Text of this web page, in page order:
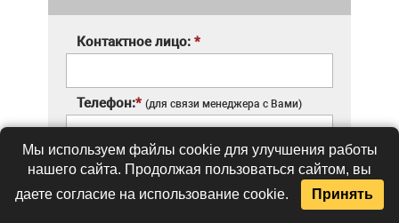
Контактное лицо: *
Телефон:* (для связи менеджера с Вами)
E-mail: (для подтверждения заказа)
Мы используем файлы cookie для улучшения работы
нашего сайта. Продолжая пользоваться сайтом, вы
даете согласие на использование cookie.
Принять